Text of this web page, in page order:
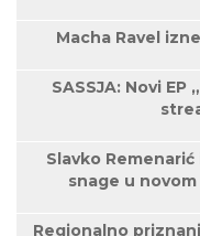
Macha Ravel
SASSJA: Novi
Slavko
snage u
Regionalno